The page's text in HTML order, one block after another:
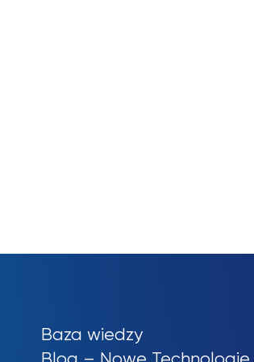
Baza wiedzy